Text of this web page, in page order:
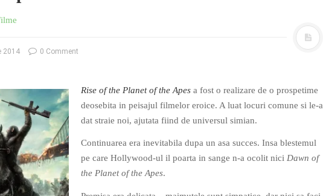
2014 0 Comment
Rise of the Planet of the Apes a fost o realizare de o prospetime
deosebita in peisajul filmelor eroice. A luat locuri comune si le-a
dat straie noi, ajutata fiind de universul simian.
Continuarea era inevitabila dupa un asa succes. Insa blestemul
pe care Hollywood-ul il poarta in sange n-a ocolit nici Dawn of
the Planet of the Apes.